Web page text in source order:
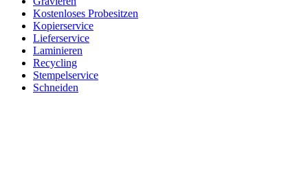
Kostenloses Probesitzen
Kopierservice
Lieferservice
Laminieren
Recycling
Stempelservice
Schneiden